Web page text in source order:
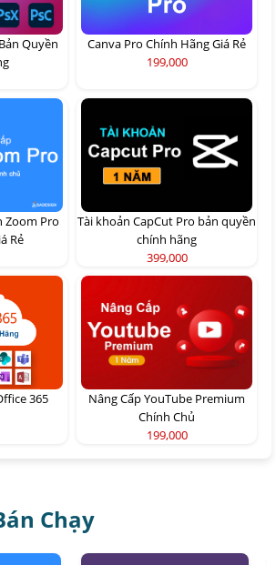
Quyền
Canva Pro Chính Hãng Giá Rẻ
199,000
Zoom Pro
Rẻ
Tài khoản CapCut Pro bản quyền
chính hãng
399,000
365
Nâng Cấp YouTube Premium
Chính Chủ
199,000
Chạy